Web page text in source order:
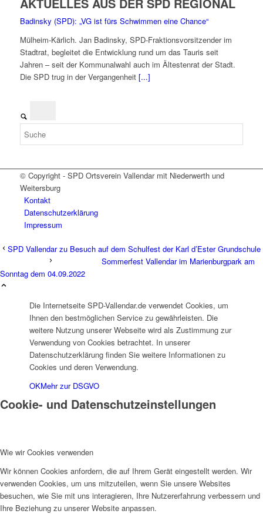
AKTUELLES AUS DER SPD REGIONAL
Badinsky (SPD): „VG ist fürs Schwimmen eine Chance“
Mülheim-Kärlich. Jan Badinsky, SPD-Fraktionsvorsitzender im
Stadtrat, begleitet die Entwicklung rund um das Tauris seit
Jahren – seit der Kommunalwahl auch im Ältestenrat der Stadt.
Die SPD trug in der Vergangenheit [...]
© Copyright - SPD Ortsverein Vallendar mit Niederwerth und
Weitersburg
Kontakt
Datenschutzerklärung
Impressum
SPD Vallendar zu Besuch auf dem Schulfest der Karl d’Ester Grundschule
Sommerfest Vallendar im Marienburgpark am
Sonntag dem 04.09.2022
Die Internetseite SPD-Vallendar.de verwendet Cookies, um
Ihnen den bestmöglichen Service zu gewährleisten. Die
weitere Nutzung unserer Webseite wird als Zustimmung zur
Verwendung von Cookies betrachtet. In unserer
Datenschutzerklärung finden Sie weitere Informationen zu
Cookies und deren Verwendung.
OKMehr zur DSGVO
Cookie- und Datenschutzeinstellungen
Wie wir Cookies verwenden
Wir können Cookies anfordern, die auf Ihrem Gerät eingestellt werden. Wir
verwenden Cookies, um uns mitzuteilen, wenn Sie unsere Websites
besuchen, wie Sie mit uns interagieren, Ihre Nutzererfahrung verbessern und
Ihre Beziehung zu unserer Website anpassen.